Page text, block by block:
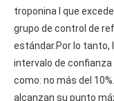
troponina I que
grupo de control de
estándar.Por lo tanto,
intervalo de confianza
como: no más del
alcanzan su punto